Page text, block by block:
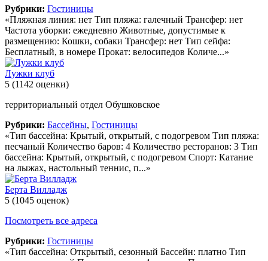
Рубрики: Гостиницы
«Пляжная линия: нет Тип пляжа: галечный Трансфер: нет
Частота уборки: ежедневно Животные, допустимые к
размещению: Кошки, собаки Трансфер: нет Тип сейфа:
Бесплатный, в номере Прокат: велосипедов Количе...»
Лужки клуб
5 (1142 оценки)
территориальный отдел Обушковское
Рубрики: Бассейны, Гостиницы
«Тип бассейна: Крытый, открытый, с подогревом Тип пляжа:
песчаный Количество баров: 4 Количество ресторанов: 3 Тип
бассейна: Крытый, открытый, с подогревом Спорт: Катание
на лыжах, настольный теннис, п...»
Берта Вилладж
5 (1045 оценок)
Посмотреть все адреса
Рубрики: Гостиницы
«Тип бассейна: Открытый, сезонный Бассейн: платно Тип